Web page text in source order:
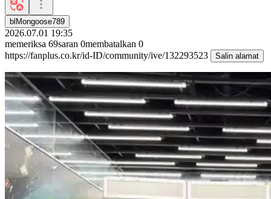
blMongoose789
2026.07.01 19:35
memeriksa 69saran 0membatalkan 0
https://fanplus.co.kr/id-ID/community/ive/132293523
Salin alamat